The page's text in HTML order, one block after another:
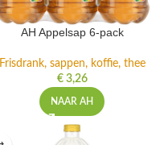
AH Appelsap 6-pack
Frisdrank, sappen, koffie, thee
€3,26
NAAR AH